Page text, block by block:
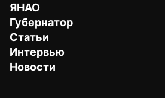
ЯНАО
Губернатор
Статьи
Интервью
Новости